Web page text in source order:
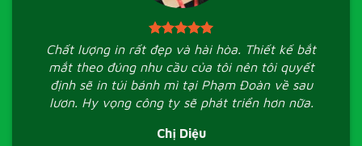
Chất lượng in rất đẹp và hài hòa. Thiết kế bắt
mắt theo đúng nhu cầu của tôi nên tôi quyết
định sẽ in túi bánh mì tại Phạm Đoàn về sau
lươn. Hy vọng công ty sẽ phát triển hơn nữa.
Chị Diệu